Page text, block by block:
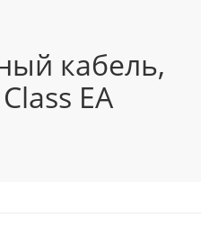
кабель,
EA